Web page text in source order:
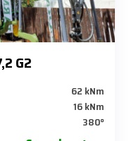
G2
62 kNm
16 kNm
380°